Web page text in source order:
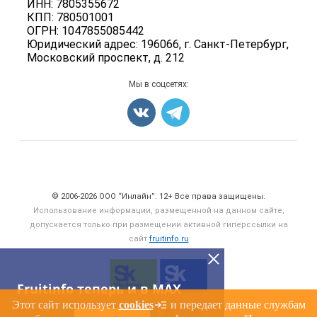
Fruitinfo теперь и в MAX
ИНН: 7805355672
КПП: 780501001
ОГРН: 1047855085442
Юридический адрес: 196066, г. Санкт-Петербург,
Московский проспект, д. 212
Грибы
Оборудование
Карта объявлений
Мы в соцсетях:
© 2006‑2026 ООО “Инлайн”. 12+ Все права защищены.
Использование информации, размещенной на данном сайте,
допускается только при размещении активной гиперссылки на
сайт fruitinfo.ru
Этот сайт использует cookies
и передает данные службам